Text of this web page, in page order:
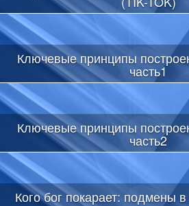
Ключевые принципы
часть1
Ключевые принципы
часть2
Кого бог покарает: подмены